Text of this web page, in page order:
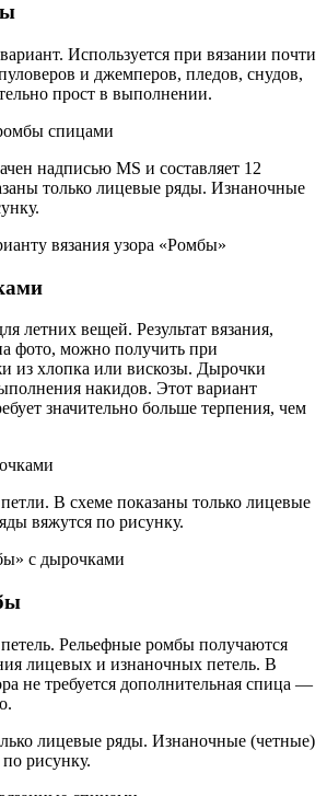
Используется при вязании почти
и джемперов, пледов, снудов,
прост в выполнении.
спицами
надписью MS и составляет 12
только лицевые ряды. Изнаночные
вязания узора «Ромбы»
летних вещей. Результат вязания,
фото, можно получить при
из хлопка или вискозы. Дырочки
накидов. Этот вариант
значительно больше терпения, чем
В схеме показаны только лицевые
вяжутся по рисунку.
с дырочками
Рельефные ромбы получаются
лицевых и изнаночных петель. В
не требуется дополнительная спица —
лицевые ряды. Изнаночные (четные)
рисунку.